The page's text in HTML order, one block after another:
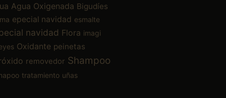
Agua Oxigenada Bigudíes
epecial navidad esmalte
navidad Flora imagi
Oxidante peinetas
removedor Shampoo
tratamiento uñas